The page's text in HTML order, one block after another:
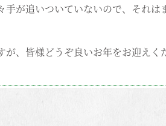
手が追いついていないので、それ
が、皆様どうぞ良いお年をお迎えく